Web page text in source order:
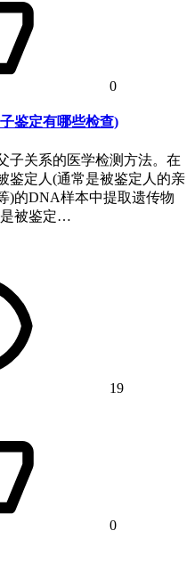
0
鉴定有哪些检查)
子关系的医学检测方法。在
鉴定人(通常是被鉴定人的亲
)的DNA样本中提取遗传物
是被鉴定…
19
0